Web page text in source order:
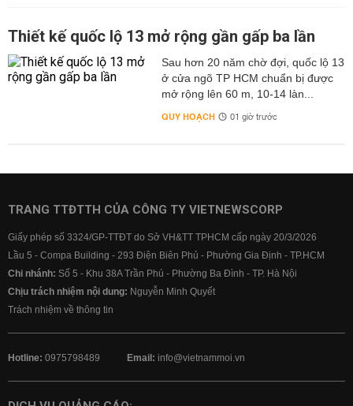
Thiết kế quốc lộ 13 mở rộng gần gấp ba lần
Sau hơn 20 năm chờ đợi, quốc lộ 13
ở cửa ngõ TP HCM chuẩn bị được
mở rộng lên 60 m, 10-14 làn...
QUY HOẠCH 01 giờ trước
TRANG TTĐTTH CỦA CÔNG TY VIETNEWSCORP
Giấy phép số 3324/GP-TTĐT do Sở VH&TT TPHCM cấp ngày 20/3/2026
Lầu 5 - Compa Building - 293 Điện Biên Phủ - Phường Gia Định - TP.HCM
Chi nhánh: Số 5 - Khu 38A Trần Phú - Phường Ba Đình - TP. Hà Nội
Chịu trách nhiệm nội dung: Nguyễn Minh Quyết
Trách nhiệm về thông tin
Hotline: 0975798489 Email: info@vietnammoi.vn